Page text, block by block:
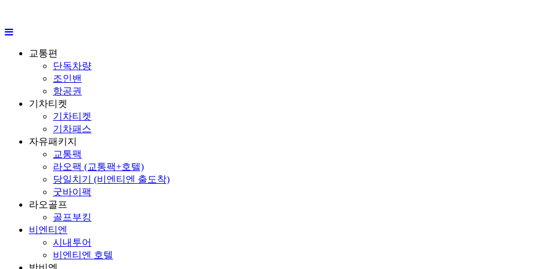
교통편
단독차량
조인밴
항공권
기차티켓
기차티켓
기차패스
자유패키지
교통팩
라오팩 (교통팩+호텔)
당일치기 (비엔티엔 출도착)
굿바이팩
라오골프
골프부킹
비엔티엔
시내투어
비엔티엔 호텔